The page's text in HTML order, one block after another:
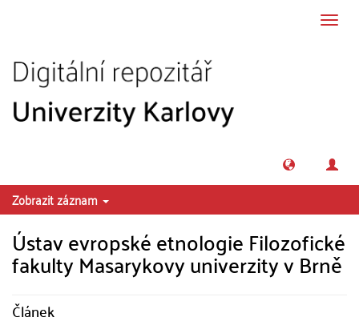
Zobrazit záznam
Ústav evropské etnologie Filozofické
fakulty Masarykovy univerzity v Brně
Článek